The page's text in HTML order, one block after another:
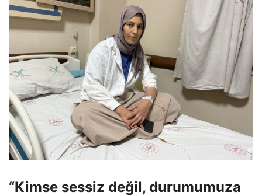
“Kimse sessiz değil, durumumuza